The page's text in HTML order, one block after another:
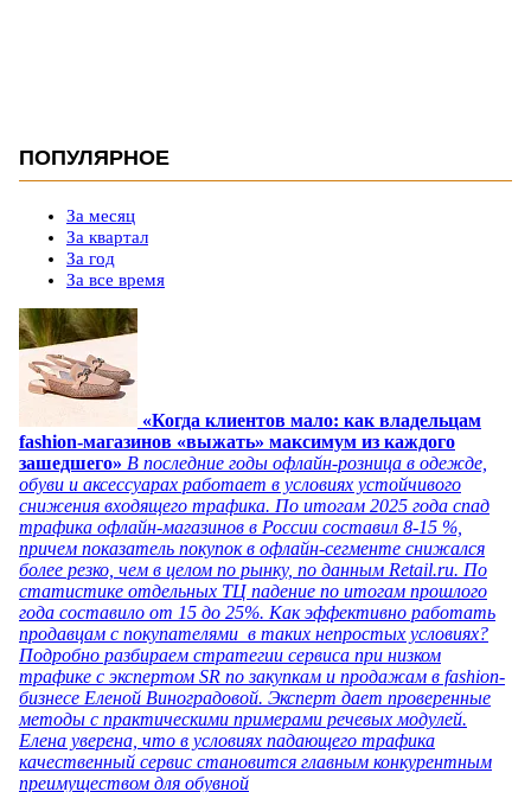
ПОПУЛЯРНОЕ
За месяц
За квартал
За год
За все время
«Когда клиентов мало: как владельцам
fashion-магазинов «выжать» максимум из каждого
зашедшего» В последние годы офлайн-розница в одежде,
обуви и аксессуарах работает в условиях устойчивого
снижения входящего трафика. По итогам 2025 года спад
трафика офлайн-магазинов в России составил 8-15 %,
причем показатель покупок в офлайн-сегменте снижался
более резко, чем в целом по рынку, по данным Retail.ru. По
статистике отдельных ТЦ падение по итогам прошлого
года составило от 15 до 25%. Как эффективно работать
продавцам с покупателями в таких непростых условиях?
Подробно разбираем стратегии сервиса при низком
трафике с экспертом SR по закупкам и продажам в fashion-
бизнесе Еленой Виноградовой. Эксперт дает проверенные
методы с практическими примерами речевых модулей.
Елена уверена, что в условиях падающего трафика
качественный сервис становится главным конкурентным
преимуществом для обувной